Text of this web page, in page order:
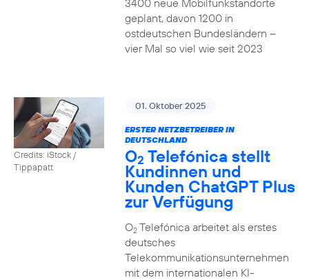
3400 neue Mobilfunkstandorte
geplant, davon 1200 in
ostdeutschen Bundesländern –
vier Mal so viel wie seit 2023
Credits: iStock /
Tippapatt
01. Oktober 2025
ERSTER NETZBETREIBER IN
DEUTSCHLAND
O2 Telefónica stellt
Kundinnen und
Kunden ChatGPT Plus
zur Verfügung
O2Telefónica arbeitet als erstes
deutsches
Telekommunikationsunternehmen
mit dem internationalen KI-